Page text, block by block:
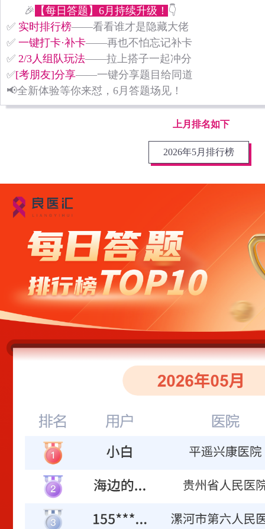
🎉 【每日答题】6月持续升级！ 👇
✅ 实时排行榜——看看谁才是隐藏大佬
✅ 一键打卡·补卡——再也不怕忘记补卡
✅ 2/3人组队玩法——拉上搭子一起冲分
✅[考朋友]分享——一键分享题目给同道
📢全新体验等你来怼，6月答题场见！
上月排名如下
2026年5月排行榜